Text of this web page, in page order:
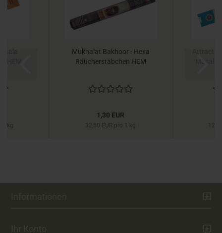
1 kg
Mukhalat Bakhoor - Hexa
Räucherstäbchen HEM
1,30 EUR
32,50 EUR pro 1 kg